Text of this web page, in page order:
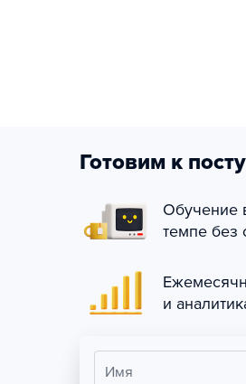
Готовим к
Обучение
темпе без
и
Имя